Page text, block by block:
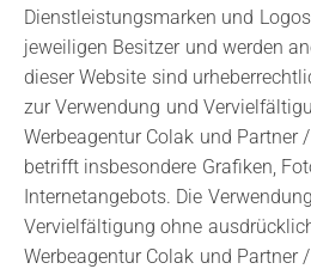
Dienstleistungsmarken und
jeweiligen Besitzer und werden
dieser Website sind
zur Verwendung und
Werbeagentur Colak und Partner
betrifft insbesondere Grafiken,
Internetangebots. Die
Vervielfältigung ohne
Werbeagentur Colak und Partner